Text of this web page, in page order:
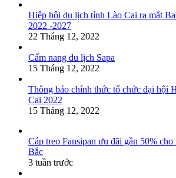
Hiệp hội du lịch tỉnh Lào Cai ra mắt
2022 -2027
22 Tháng 12, 2022
Cẩm nang du lịch Sapa
15 Tháng 12, 2022
Thông báo chính thức tổ chức đại hội
Cai 2022
15 Tháng 12, 2022
Cáp treo Fansipan ưu đãi gần 50%
Bắc
3 tuần trước